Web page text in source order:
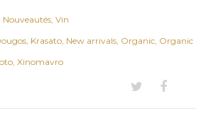
Nouveautés, Vin
Krasato, New arrivals, Organic, Organic
Xinomavro